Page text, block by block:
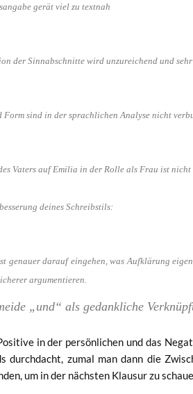
gerät viel zu textnah
der Sinn­ab­schnit­te wird unzu­rei­chend und
Form sind in der sprach­li­chen Ana­ly­se nicht
Vaters auf Emi­lia in der Rol­le als Frau ist nicht
dei­nes Schreibstils:
genau­er dar­auf ein­ge­hen, was Auf­klä­rung
argumentieren.
„und“ als gedank­li­che
in der per­sön­li­chen und das
durch­dacht, zumal man dann die
um in der nächs­ten Klau­sur zu